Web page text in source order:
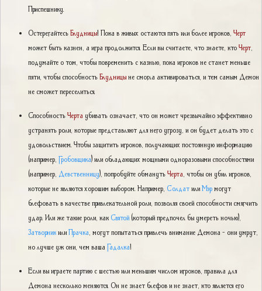
Приспешнику.
ОстерегайтесьБлудницы! Пока в живых остаются пять или более игроков, Черт
может быть казнен, а игра продолжится. Если вы считаете, что знаете, ктоЧерт,
подумайте о том, чтобы повременить с казнью, пока игроков не станет меньше
пяти, чтобы способностьБлудницыне смогла активироваться, и тем самым Демон
не сможет переселиться.
СпособностьЧерта убивать означает, что он может чрезвычайно эффективно
устранять роли, которые представляют для него угрозу, и он будет делать это с
удовольствием. Чтобы защитить игроков, получающих постоянную информацию
(например, Гробовщика) или обладающих мощными одноразовыми способностями
(например, Девственницу), попробуйте обманутьЧерта, чтобы он убил игроков,
которые не являются хорошим выбором. Например, СолдатилиМэрмогут
блефовать в качестве привлекательной роли, позволяя своей способности смягчить
удар. Или же такие роли, как Святой (который предпочел бы умереть ночью),
ЗатворникилиПрачка, могут попытаться привлечь внимание Демона - они умрут,
но лучше уж они, чем ваша Гадалка!
Если вы играете партию с шестью или меньшим числом игроков, правила для
Демона несколько меняются. Он не знает блефов и не знает, кто является его